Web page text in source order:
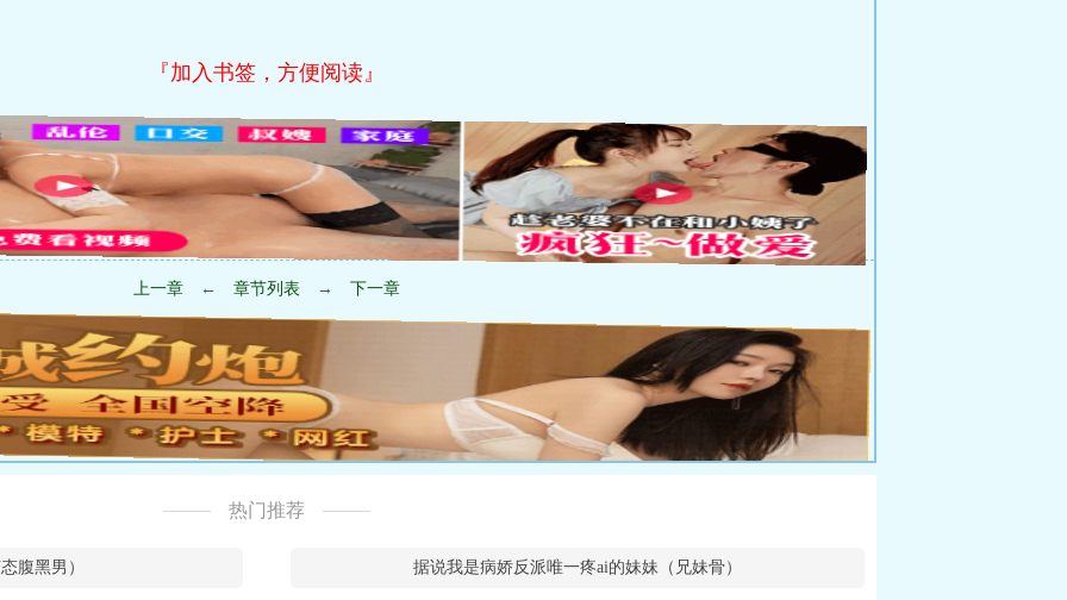
『加入书签，方便阅读』
上一章 ← 章节列表 → 下一章
热门推荐
腹黑男） 据说我是病娇反派唯一疼ai的妹妹（兄妹骨）